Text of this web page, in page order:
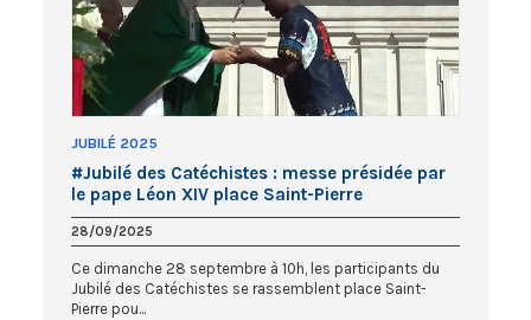
JUBILÉ 2025
#Jubilé des Catéchistes : messe présidée par
le pape Léon XIV place Saint-Pierre
28/09/2025
Ce dimanche 28 septembre à 10h, les participants du
Jubilé des Catéchistes se rassemblent place Saint-
Pierre pou...